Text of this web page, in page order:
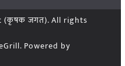
(कृषक जगत). All rights
Powered by